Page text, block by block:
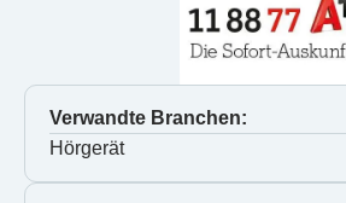
Verwandte Branchen:
Hörgerät